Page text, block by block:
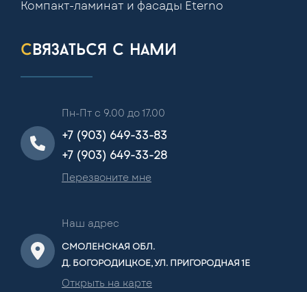
Компакт-ламинат и фасады Eterno
связаться с нами
Пн-Пт с 9.00 до 17.00
+7 (903) 649-33-83
+7 (903) 649-33-28
Перезвоните мне
Наш адрес
СМОЛЕНСКАЯ ОБЛ.
Д. БОГОРОДИЦКОЕ, УЛ. ПРИГОРОДНАЯ 1Е
Открыть на карте